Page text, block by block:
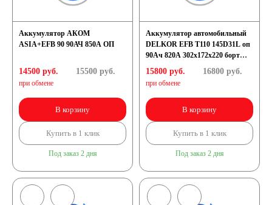
Аккумулятор АКОМ
ASIA+EFB 90 90АЧ 850A ОП
14500 руб.
при обмене
15500руб.
В корзину
Купить в 1 клик
Под заказ 2 дня
Аккумулятор автомобильный
DELKOR EFB T110 145D31L оп
90Ач 820А 302х172х220 борт
[D31]
15800 руб.
при обмене
16800руб.
В корзину
Купить в 1 клик
Под заказ 2 дня